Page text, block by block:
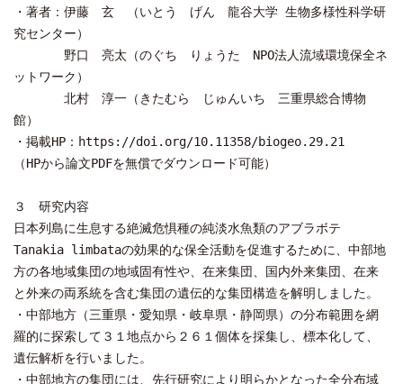
・著者：伊藤 玄 （いとう げん 龍谷大学 生物多様性科学研
究センター）
野口 亮太（のぐち りょうた NPO法人流域環境保全ネ
ットワーク）
北村 淳一（きたむら じゅんいち 三重県総合博物
館）
・掲載HP：https://doi.org/10.11358/biogeo.29.21
（HPから論文PDFを無償でダウンロード可能）
３ 研究内容
日本列島に生息する絶滅危惧種の純淡水魚類のアブラボテ
Tanakia limbataの効果的な保全活動を促進するために、中部地
方の各地域集団の地域固有性や、在来集団、国内外来集団、在来
と外来の両系統を含む集団の遺伝的な集団構造を解明しました。
・中部地方（三重県・愛知県・岐阜県・静岡県）の分布範囲を網
羅的に探索して３１地点から２６１個体を採集し、標本化して、
遺伝解析を行いました。
・中部地方の集団には、先行研究により明らかとなった全分布域